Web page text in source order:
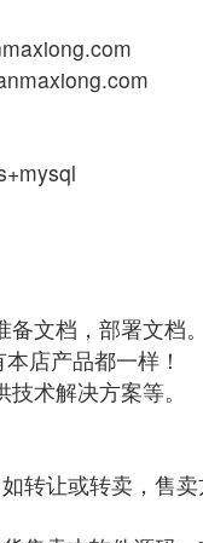
文档，部署文档
店产品都一样！
术解决方案等。
转让或转卖，售